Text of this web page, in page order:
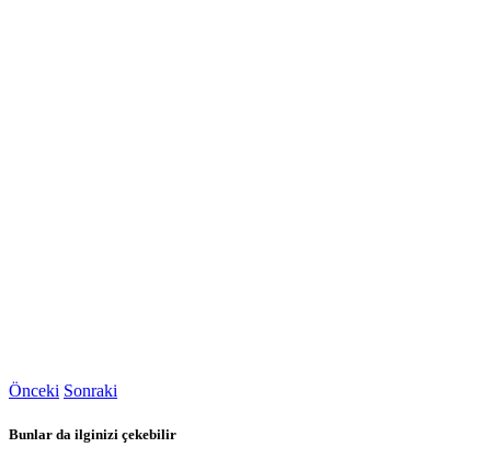
Önceki Sonraki
Bunlar da ilginizi çekebilir